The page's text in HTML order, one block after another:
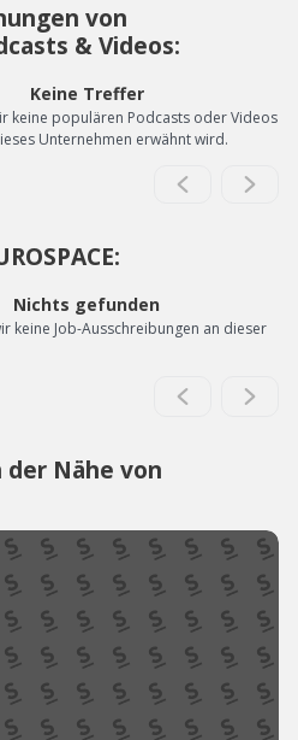
von
& Videos:
Keine Treffer
keine populären Podcasts oder Videos
Unternehmen erwähnt wird.
Nichts gefunden
keine Job-Ausschreibungen an dieser
Nähe von